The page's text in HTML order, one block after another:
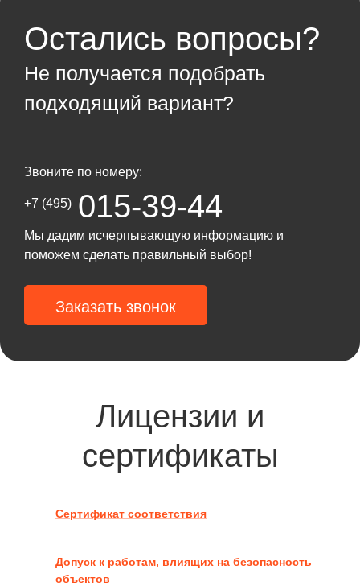
Остались вопросы?
Не получается подобрать
подходящий вариант?
Звоните по номеру:
+7 (495) 015-39-44
Мы дадим исчерпывающую информацию и
поможем сделать правильный выбор!
Заказать звонок
Лицензии и
сертификаты
Сертификат соответствия
Допуск к работам, влиящих на безопасность
объектов